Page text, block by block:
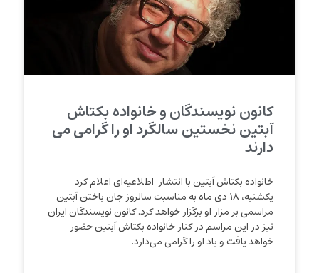
کانون نویسندگان و خانواده بکتاش
آبتین نخستین سالگرد او را گرامی می
دارند
خانواده‌ بکتاش آبتین با انتشار اطلاعیه‌ای اعلام کرد
یکشنبه، ۱۸ دی ماه به مناسبت سالروز جان باختن آبتین
مراسمی بر مزار او برگزار خواهد کرد. کانون نویسندگان ایران
نیز در این مراسم در کنار خانواده‌ بکتاش آبتین حضور
خواهد یافت و یاد او را گرامی می‌دارد.